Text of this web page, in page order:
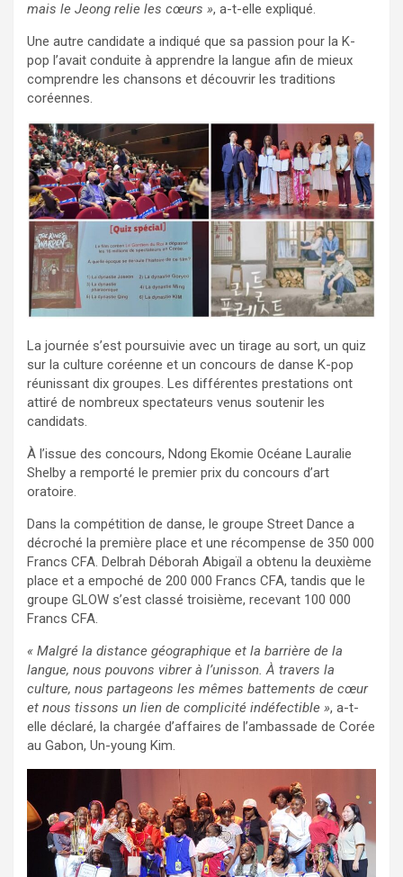
mais le Jeong relie les cœurs », a-t-elle expliqué.
Une autre candidate a indiqué que sa passion pour la K-
pop l’avait conduite à apprendre la langue afin de mieux
comprendre les chansons et découvrir les traditions
coréennes.
La journée s’est poursuivie avec un tirage au sort, un quiz
sur la culture coréenne et un concours de danse K-pop
réunissant dix groupes. Les différentes prestations ont
attiré de nombreux spectateurs venus soutenir les
candidats.
À l’issue des concours, Ndong Ekomie Océane Lauralie
Shelby a remporté le premier prix du concours d’art
oratoire.
Dans la compétition de danse, le groupe Street Dance a
décroché la première place et une récompense de 350 000
Francs CFA. Delbrah Déborah Abigaïl a obtenu la deuxième
place et a empoché de 200 000 Francs CFA, tandis que le
groupe GLOW s’est classé troisième, recevant 100 000
Francs CFA.
« Malgré la distance géographique et la barrière de la
langue, nous pouvons vibrer à l’unisson. À travers la
culture, nous partageons les mêmes battements de cœur
et nous tissons un lien de complicité indéfectible », a-t-
elle déclaré, la chargée d’affaires de l’ambassade de Corée
au Gabon, Un-young Kim.